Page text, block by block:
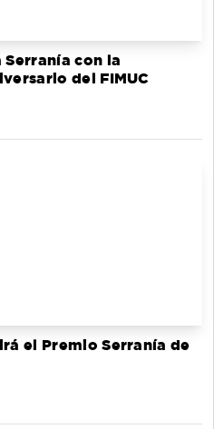
Serranía con la
del FIMUC
el Premio Serranía de